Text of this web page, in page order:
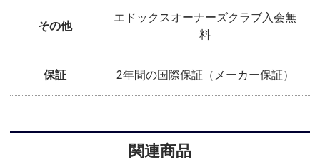
その他
エドックスオーナーズクラブ入会無
料
保証 2年間の国際保証（メーカー保証）
関連商品